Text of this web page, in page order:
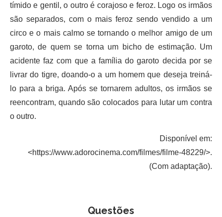
tímido e gentil, o outro é corajoso e feroz. Logo os irmãos
são separados, com o mais feroz sendo vendido a um
circo e o mais calmo se tornando o melhor amigo de um
garoto, de quem se torna um bicho de estimação. Um
acidente faz com que a família do garoto decida por se
livrar do tigre, doando-o a um homem que deseja treiná-
lo para a briga. Após se tornarem adultos, os irmãos se
reencontram, quando são colocados para lutar um contra
o outro.
Disponível em:
<https://www.adorocinema.com/filmes/filme-48229/>.
(Com adaptação).
Questões